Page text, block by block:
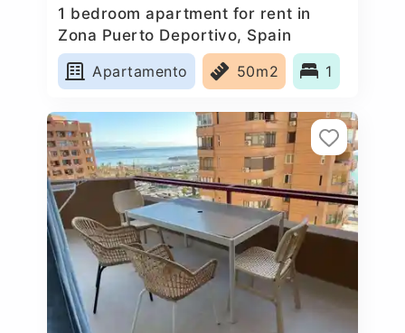
1 bedroom apartment for rent in
Zona Puerto Deportivo, Spain
Apartamento
50m2 1